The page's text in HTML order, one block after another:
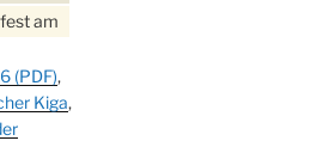
am
(PDF),
Kiga,